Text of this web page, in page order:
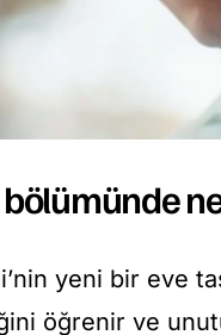
yeni bir eve
öğrenir ve